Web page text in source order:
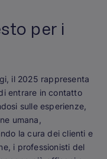
per i
il 2025 rappresenta
entrare in contatto
sulle esperienze,
umana,
la cura dei clienti e
i professionisti del